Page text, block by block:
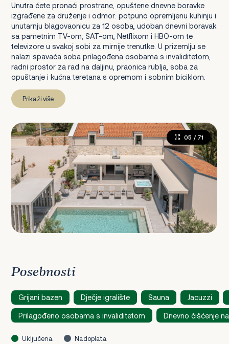
Unutra ćete pronaći prostrane, opuštene dnevne boravke
izgrađene za druženje i odmor: potpuno opremljenu kuhinju i
unutarnju blagovaonicu za 12 osoba, udoban dnevni boravak
sa pametnim TV-om, SAT-om, Netflixom i HBO-om te
televizore u svakoj sobi za mirnije trenutke. U prizemlju se
nalazi spavaća soba prilagođena osobama s invaliditetom,
radni prostor za rad na daljinu, praonica rublja, soba za
opuštanje i kućna teretana s opremom i sobnim biciklom.
Prikaži više
05 / 71
Posebnosti
Grijani bazen Dječje igralište Sauna Jacuzzi
Prilagođeno osobama s invaliditetom Dnevno čišćenje
Uključena Nadoplata